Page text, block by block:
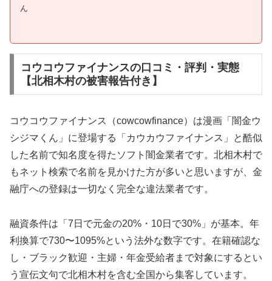
ん
コウコウファイナンスの口コミ・評判・実態
【北相木村の被害報告付き】
コウコウファイナンス（cowcowfinance）は漫画「闇金ウ
シジマくん」に登場する「カウカウファイナンス」と酷似
した名前で知名度を得たソフト闇金業者です。北相木村で
もネット検索で名前を見かけた方が多いと思いますが、金
融庁への登録は一切なく完全な違法業者です。
融資条件は「7日で元金の20%・10日で30%」が基本。年
利換算で730〜1095%という法外な数字です。在籍確認な
し・ブラック歓迎・主婦・年金受給者まで対象にするとい
う宣伝文句で北相木村を含む全国から集客しています。